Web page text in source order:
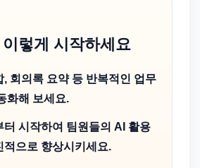
렇게 시작하세요
, 회의록 요약 등 반복적인 업무
화해 보세요.
터 시작하여 팀원들의 AI 활용
적으로 향상시키세요.